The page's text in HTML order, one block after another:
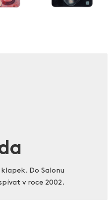
Do Salonu
v roce 2002.